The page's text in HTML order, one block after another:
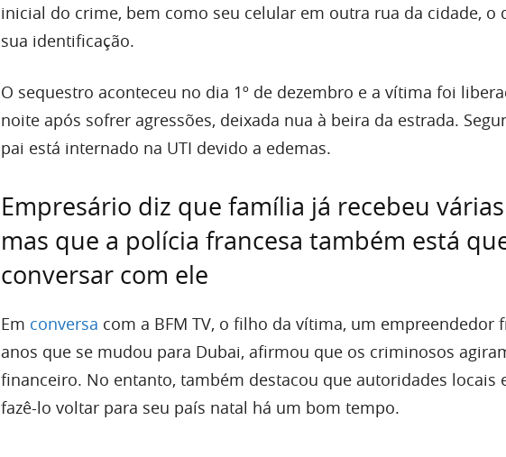
inicial do crime, bem como seu celular em outra rua da cidade, o
sua identificação.
O sequestro aconteceu no dia 1º de dezembro e a vítima foi
noite após sofrer agressões, deixada nua à beira da estrada.
pai está internado na UTI devido a edemas.
Empresário diz que família já recebeu
mas que a polícia francesa também está
conversar com ele
Em conversa com a BFM TV, o filho da vítima, um empreendedor
anos que se mudou para Dubai, afirmou que os criminosos
financeiro. No entanto, também destacou que autoridades locais
fazê-lo voltar para seu país natal há um bom tempo.